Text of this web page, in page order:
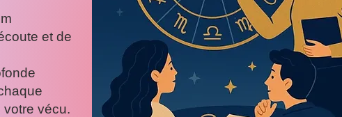
et de
votre vécu.